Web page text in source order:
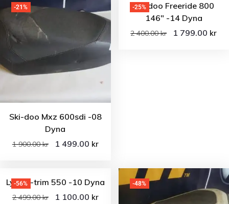
-21%
Ski-doo Mxz 600sdi -08
Dyna
1 900.00kr 1 499.00 kr
-25%
Ski-doo Freeride 800
146″ -14 Dyna
2 400.00kr 1 799.00 kr
-56%
Lynx x-trim 550 -10 Dyna
2 499.00kr 1 100.00 kr
-48%